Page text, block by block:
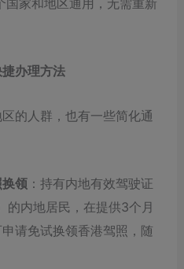
国家和地区通用，无需重新
捷办理方法
的人群，也有一些简化通
领 ：持有内地有效驾驶证
的内地居民，在提供3个月
请免试换领香港驾照，随